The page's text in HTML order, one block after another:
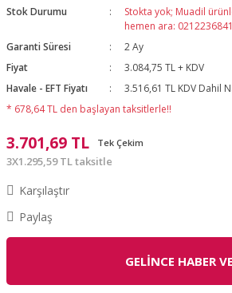
Stok Durumu
Stokta yok; Muadil
hemen ara:
Garanti Süresi
2 Ay
Fiyat
3.084,75 TL + KDV
Havale - EFT Fiyatı
3.516,61 TL KDV Dahil
* 678,64 TL den başlayan taksitlerle!!
3.701,69 TL Tek Çekim
3X1.295,59 TL taksitle
Karşılaştır
Paylaş
GELİNCE HABER